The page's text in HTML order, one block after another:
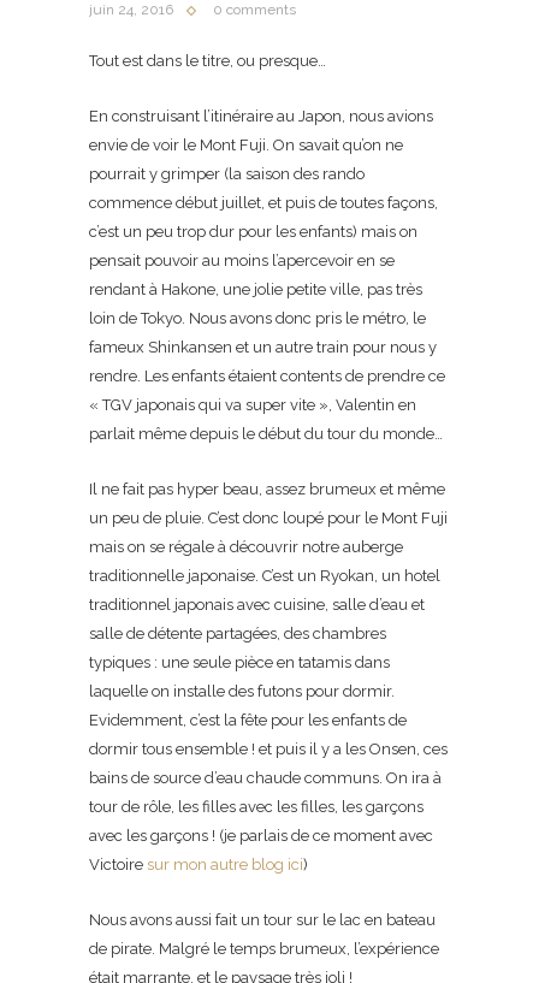
juin 24, 2016 0 comments
Tout est dans le titre, ou presque…
En construisant l’itinéraire au Japon, nous avions
envie de voir le Mont Fuji. On savait qu’on ne
pourrait y grimper (la saison des rando
commence début juillet, et puis de toutes façons,
c’est un peu trop dur pour les enfants) mais on
pensait pouvoir au moins l’apercevoir en se
rendant à Hakone, une jolie petite ville, pas très
loin de Tokyo. Nous avons donc pris le métro, le
fameux Shinkansen et un autre train pour nous y
rendre. Les enfants étaient contents de prendre ce
« TGV japonais qui va super vite », Valentin en
parlait même depuis le début du tour du monde…
Il ne fait pas hyper beau, assez brumeux et même
un peu de pluie. C’est donc loupé pour le Mont Fuji
mais on se régale à découvrir notre auberge
traditionnelle japonaise. C’est un Ryokan, un hotel
traditionnel japonais avec cuisine, salle d’eau et
salle de détente partagées, des chambres
typiques : une seule pièce en tatamis dans
laquelle on installe des futons pour dormir.
Evidemment, c’est la fête pour les enfants de
dormir tous ensemble ! et puis il y a les Onsen, ces
bains de source d’eau chaude communs. On ira à
tour de rôle, les filles avec les filles, les garçons
avec les garçons ! (je parlais de ce moment avec
Victoire sur mon autre blog ici)
Nous avons aussi fait un tour sur le lac en bateau
de pirate. Malgré le temps brumeux, l’expérience
était marrante, et le paysage très joli !